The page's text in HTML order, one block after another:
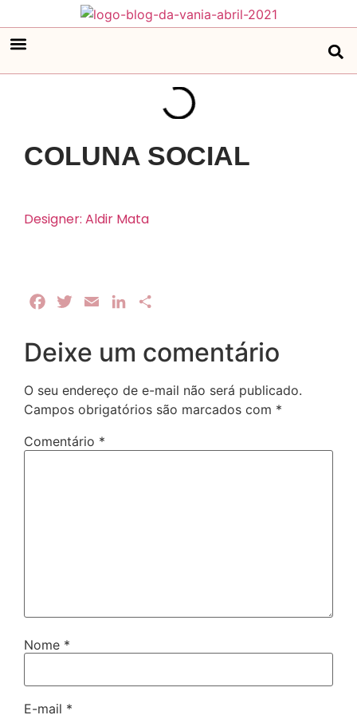
COLUNA SOCIAL
Designer: Aldir Mata
FacebookTwitterEmail LinkedIn
Deixe um comentário
O seu endereço de e-mail não será publicado.
Campos obrigatórios são marcados com *
Comentário *
Nome *
E-mail *